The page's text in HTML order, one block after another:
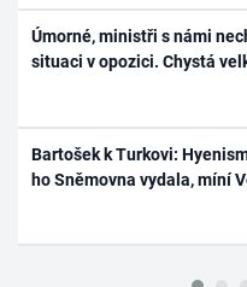
Úmorné, ministři s námi
situaci v opozici. Chystá
Bartošek k Turkovi:
ho Sněmovna vydala, míní